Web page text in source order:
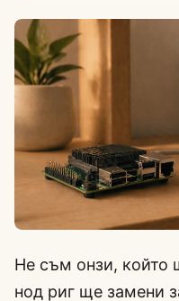
Не съм онзи, който
нод риг ще замени